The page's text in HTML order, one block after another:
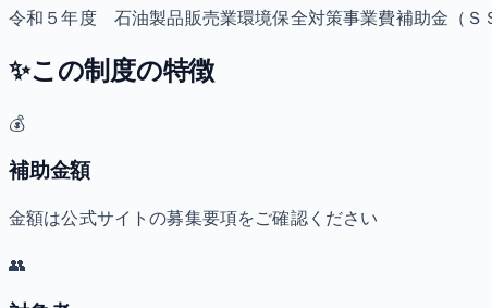
令和５年度 石油製品販売業環境保全対策事業費補助金（Ｓ
✨この制度の特徴
💰
補助金額
金額は公式サイトの募集要項をご確認ください
👥